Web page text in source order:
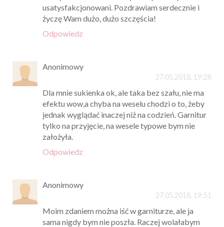
usatysfakcjonowani. Pozdrawiam serdecznie i
życzę Wam dużo, dużo szczęścia!
Odpowiedz
Anonimowy
27.05.2018, 19:28
Dla mnie sukienka ok, ale taka bez szału, nie ma
efektu wow,a chyba na weselu chodzi o to, żeby
jednak wyglądać inaczej niż na codzień. Garnitur
tylko na przyjęcie, na wesele typowe bym nie
założyła.
Odpowiedz
Anonimowy
27.05.2018, 19:51
Moim zdaniem można iść w garniturze, ale ja
sama nigdy bym nie poszła. Raczej wolałabym